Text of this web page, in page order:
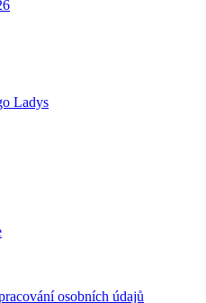
Ladys
osobních údajů